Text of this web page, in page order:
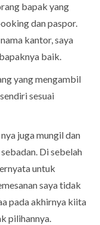
bapak yang
dan paspor.
kantor, saya
baik.
yang mengambil
sesuai
juga mungil dan
Di sebelah
untuk
saya tidak
pada akhirnya kiita
pilihannya.